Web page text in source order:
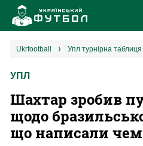
ukrfootball упл турнірна таблиця
УПЛ
Шахтар зробив
щодо
що написали